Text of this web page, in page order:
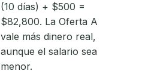
(10 días) + $500 =
$82,800. La Oferta A
vale más dinero real,
aunque el salario sea
menor.